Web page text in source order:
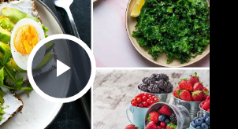
Play Video